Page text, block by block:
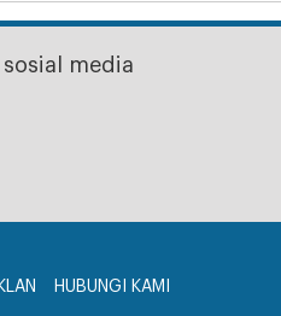
media
HUBUNGI KAMI